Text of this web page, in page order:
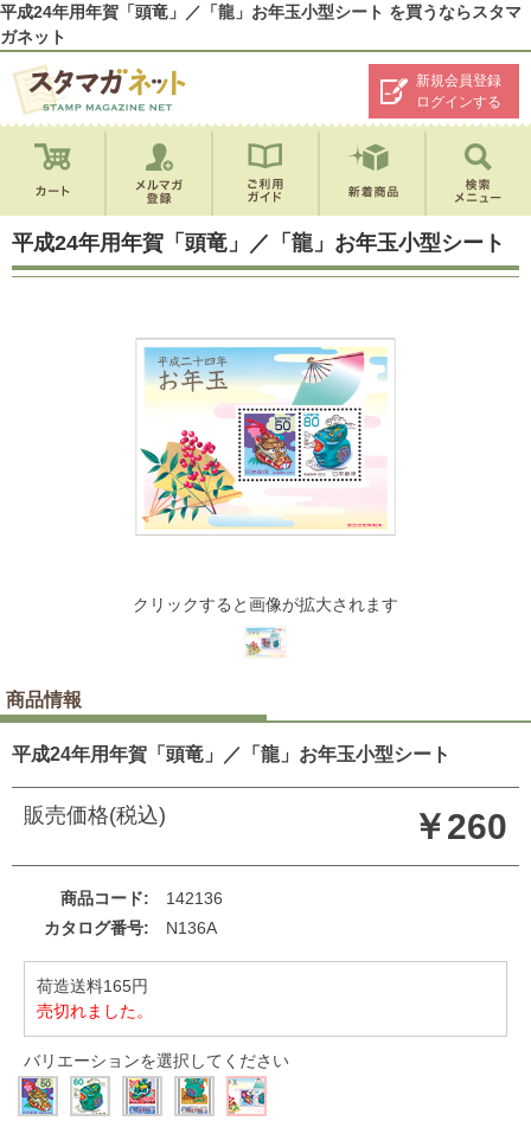
平成24年用年賀「頭竜」／「龍」お年玉小型シート を買うならスタマ
ガネット
新規会員登録
ログインする
平成24年用年賀「頭竜」／「龍」お年玉小型シート
クリックすると画像が拡大されます
商品情報
平成24年用年賀「頭竜」／「龍」お年玉小型シート
販売価格(税込) ￥260
商品コード
142136
カタログ番号
N136A
荷造送料165円
売切れました。
バリエーションを選択してください